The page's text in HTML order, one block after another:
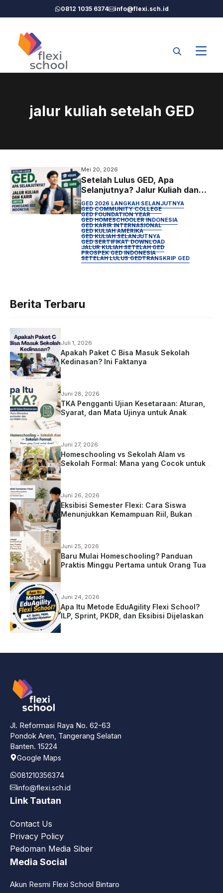
ke
0812 1035 6374 info@flexi.sch.id
jalur kuliah setelah GED
Mei 20, 2026
Setelah Lulus GED, Apa
Selanjutnya? Jalur Kuliah dan
Karir untuk Pemegang GED
Indonesia
GED 2026 LANGKAH SELANJUTNYA
GED COMMUNITY COLLEGE
GED FOUNDATION YEAR
GED HOMESCHOOLER INDONESIA
GED KARIR INTERNASIONAL
GED KULIAH AMERIKA
GED KULIAH SELANJUTNYA
GED SERTIFIKAT DOWNLOAD
JALUR KULIAH SETELAH GED
PROSPEK GED INDONESIA
SETELAH LULUS GEDTRANSKRIP GED
Berita Terbaru
Juli 1, 2026
Apakah Paket C Bisa Masuk Sekolah
Kedinasan? Ini Faktanya
Juni 28, 2026
TKA Pengganti Ujian Kesetaraan: Aturan,
Syarat, dan Mata Ujinya untuk Anak
Juni 27, 2026
Homeschooling vs Sekolah Alam vs
Sekolah Formal: Mana yang Cocok untuk
Juni 26, 2026
Eksibisi Semester Flexi: Cara Siswa
Menunjukkan Kemampuan Riil, Bukan
Juni 25, 2026
Baru Mulai Homeschooling? Panduan
Praktis Minggu Pertama untuk Orang Tua
Juni 24, 2026
Apa Itu Metode EduAgility Flexi School?
ILP, Sprint, PKDR, dan Eksibisi Dijelaskan
Jl. Reformasi Raya No. 62-63
Pondok Aren, Tangerang Selatan
Banten. 15224
Google Maps
081210356374
info@flexi.sch.id
Link Tautan
Contact Us
Privacy Policy
Pedoman Media Siber
Media Social
Akun Resmi Flexi School Bintaro